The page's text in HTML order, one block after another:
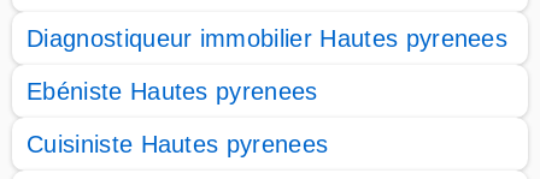
Diagnostiqueur immobilier Hautes pyrenees
Ebéniste Hautes pyrenees
Cuisiniste Hautes pyrenees